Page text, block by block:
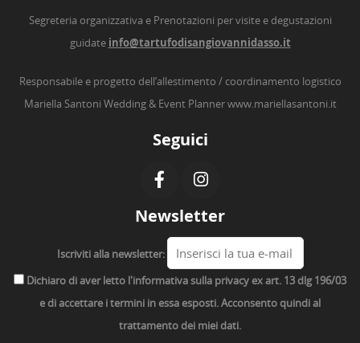
Segreteria organizzativa e Prenotazioni per visite e degustazioni
guidate info@tartufodisangiovannidasso.it
Responsabile e progetto dell’allestimento / coordinamento logistico
Mariella Santoni Wedding & Event Plannerwww.mariellasantoni.it
Seguici
Newsletter
Iscriviti alla newsletter:
Dichiaro di aver letto l'informativa sulla privacy ex art. 13 dlg 196/03
e di accettare i termini in essa esposti. Acconsento quindi al
trattamento dei miei dati.